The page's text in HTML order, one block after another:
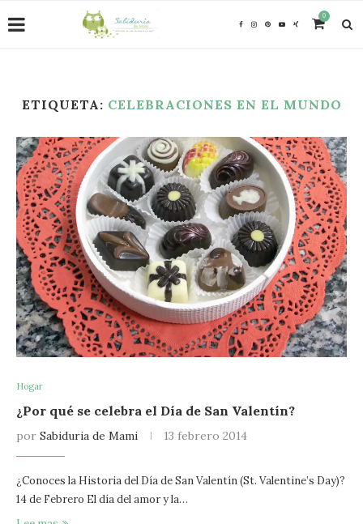
0
ETIQUETA: CELEBRACIONES EN EL MUNDO
Hogar
¿Por qué se celebra el Día de San Valentín?
por Sabiduria de Mami 13 febrero 2014
¿Conoces la Historia del Día de San Valentín (St. Valentine’s Day)?
14 de Febrero El día del amor y la…